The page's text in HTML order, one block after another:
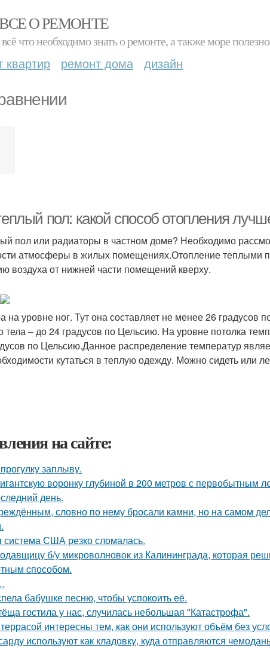
О РЕМОНТЕ
что необходимо знать о ремонте, а также море
квартир ремонт дома дизайн
пол: какой способ отопления
пол или радиаторы в частном доме? Необходимо
атмосферы в жилых помещениях.Отопление теплыми
воздуха от нижней части помещений кверху.
уровне ног. Тут она составляет не менее 26 градусов
тела – до 24 градусов по Цельсию. На уровне потолка
по Цельсию.Данное распределение температур
кутаться в теплую одежду. Можно сидеть или
на сайте:
заплыву.
воронку глубиной в 200 метров с первобытным
день.
словно по нему бросали камни, но на самом
система США резко сломалась.
б/у микроволновок из Калининграда, которая
cпособом.
бабушке песню, чтобы успокоить её.
гостила у нас, случилась небольшая "Катастрофа".
интересны тем, как они используют объём без
используют как кладовку, куда отправляются